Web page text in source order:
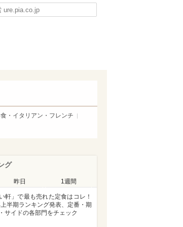
・イタリアン・フレンチ
グ
昨日 1週間
い軒」で最も売れた定食はコレ！
半期ランキング発表、定番・期
サイドの各部門をチェック